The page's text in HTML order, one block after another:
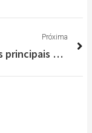
Próxima
Confira as principais notícias do Brasil e do Mundo nesta segunda-feira (07/12)